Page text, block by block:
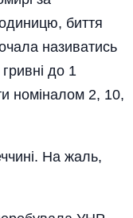
биття
називатись
до 1
номіналом 2, 10,
На жаль,